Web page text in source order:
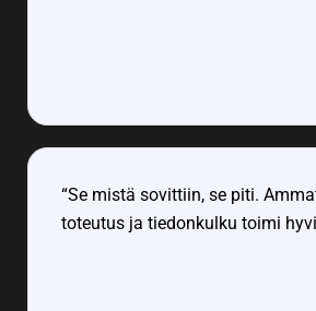
“Se mistä sovittiin, se piti.
toteutus ja tiedonkulku toimi